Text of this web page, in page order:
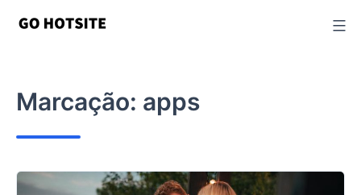
Marcação: apps